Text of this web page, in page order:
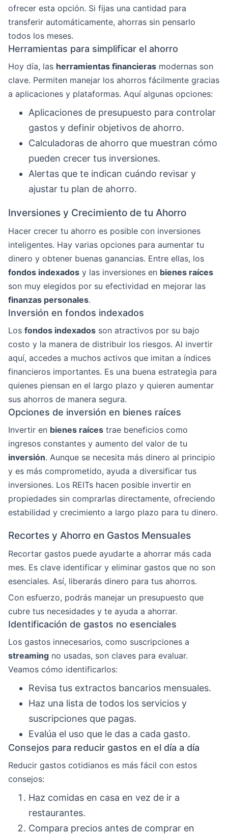
ofrecer esta opción. Si fijas una cantidad para
transferir automáticamente, ahorras sin pensarlo
todos los meses.
Herramientas para simplificar el ahorro
Hoy día, las herramientas financieras modernas son
clave. Permiten manejar los ahorros fácilmente gracias
a aplicaciones y plataformas. Aquí algunas opciones:
Aplicaciones de presupuesto para controlar
gastos y definir objetivos de ahorro.
Calculadoras de ahorro que muestran cómo
pueden crecer tus inversiones.
Alertas que te indican cuándo revisar y
ajustar tu plan de ahorro.
Inversiones y Crecimiento de tu Ahorro
Hacer crecer tu ahorro es posible con inversiones
inteligentes. Hay varias opciones para aumentar tu
dinero y obtener buenas ganancias. Entre ellas, los
fondos indexados y las inversiones en bienes raíces
son muy elegidos por su efectividad en mejorar las
finanzas personales.
Inversión en fondos indexados
Los fondos indexados son atractivos por su bajo
costo y la manera de distribuir los riesgos. Al invertir
aquí, accedes a muchos activos que imitan a índices
financieros importantes. Es una buena estrategia para
quienes piensan en el largo plazo y quieren aumentar
sus ahorros de manera segura.
Opciones de inversión en bienes raíces
Invertir en bienes raíces trae beneficios como
ingresos constantes y aumento del valor de tu
inversión. Aunque se necesita más dinero al principio
y es más comprometido, ayuda a diversificar tus
inversiones. Los REITs hacen posible invertir en
propiedades sin comprarlas directamente, ofreciendo
estabilidad y crecimiento a largo plazo para tu dinero.
Recortes y Ahorro en Gastos Mensuales
Recortar gastos puede ayudarte a ahorrar más cada
mes. Es clave identificar y eliminar gastos que no son
esenciales. Así, liberarás dinero para tus ahorros.
Con esfuerzo, podrás manejar un presupuesto que
cubre tus necesidades y te ayuda a ahorrar.
Identificación de gastos no esenciales
Los gastos innecesarios, como suscripciones a
streaming no usadas, son claves para evaluar.
Veamos cómo identificarlos:
Revisa tus extractos bancarios mensuales.
Haz una lista de todos los servicios y
suscripciones que pagas.
Evalúa el uso que le das a cada gasto.
Consejos para reducir gastos en el día a día
Reducir gastos cotidianos es más fácil con estos
consejos:
Haz comidas en casa en vez de ir a
restaurantes.
Compara precios antes de comprar en